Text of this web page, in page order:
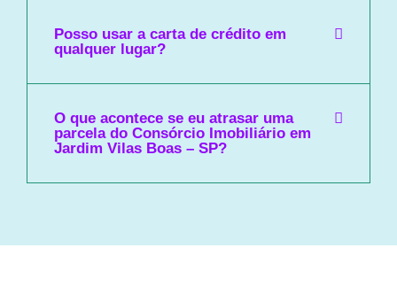
Posso usar a carta de crédito em
qualquer lugar?
O que acontece se eu atrasar uma
parcela do Consórcio Imobiliário em
Jardim Vilas Boas – SP?